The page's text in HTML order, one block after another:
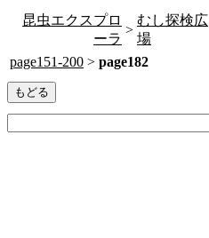
昆虫エクスプロ
ーラ
>
むし探検広
場
page151-200 > page182